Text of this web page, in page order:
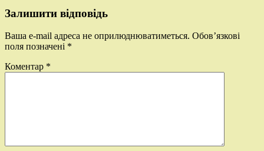
Залишити відповідь
Ваша e-mail адреса не оприлюднюватиметься. Обов’язкові
поля позначені *
Коментар *